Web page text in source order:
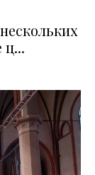
ц...